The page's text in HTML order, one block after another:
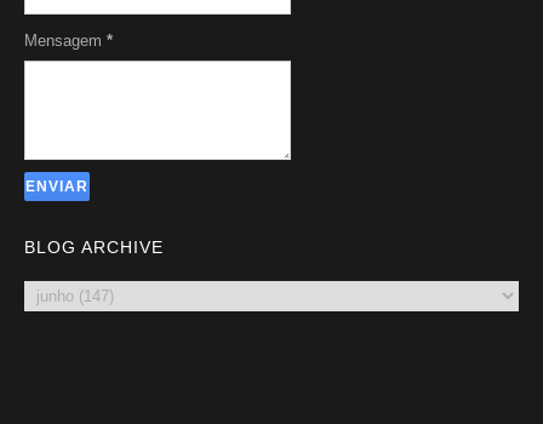
Mensagem *
BLOG ARCHIVE